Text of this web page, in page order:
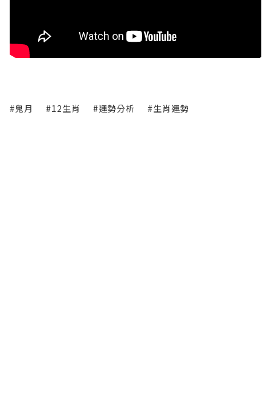
#鬼月 #12生肖 #運勢分析 #生肖運勢